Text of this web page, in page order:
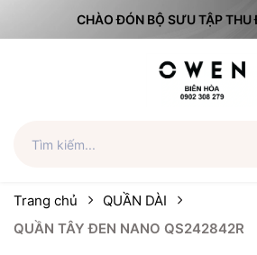
CHÀO ĐÓN BỘ SƯU TẬP
Trang chủ
QUẦN DÀI
QUẦN TÂY ĐEN NANO QS242842R